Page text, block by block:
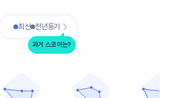
최신 전년동기
과거 스코어는?
displaying categories.
displaying values. Data ranges from 20
chart has 1 X axis displaying categories.
chart has 1 Y axis displaying values.
벡턴 디킨슨 앤드 컴퍼니
The chart has 1 X axis
The chart has 1 Y axis
The